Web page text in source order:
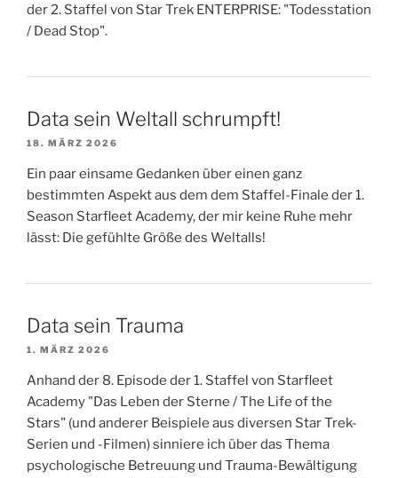
der 2. Staffel von Star Trek ENTERPRISE: "Todesstation
/ Dead Stop".
Data sein Weltall schrumpft!
18. MÄRZ 2026
Ein paar einsame Gedanken über einen ganz
bestimmten Aspekt aus dem dem Staffel-Finale der 1.
Season Starfleet Academy, der mir keine Ruhe mehr
lässt: Die gefühlte Größe des Weltalls!
Data sein Trauma
1. MÄRZ 2026
Anhand der 8. Episode der 1. Staffel von Starfleet
Academy "Das Leben der Sterne / The Life of the
Stars" (und anderer Beispiele aus diversen Star Trek-
Serien und -Filmen) sinniere ich über das Thema
psychologische Betreuung und Trauma-Bewältigung